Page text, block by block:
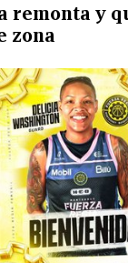
remonta y
zona